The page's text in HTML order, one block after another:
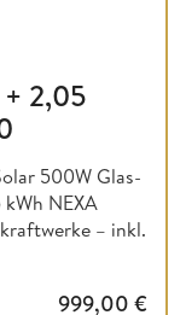
2,05
500W Glas-
NEXA
– inkl.
999,00 €